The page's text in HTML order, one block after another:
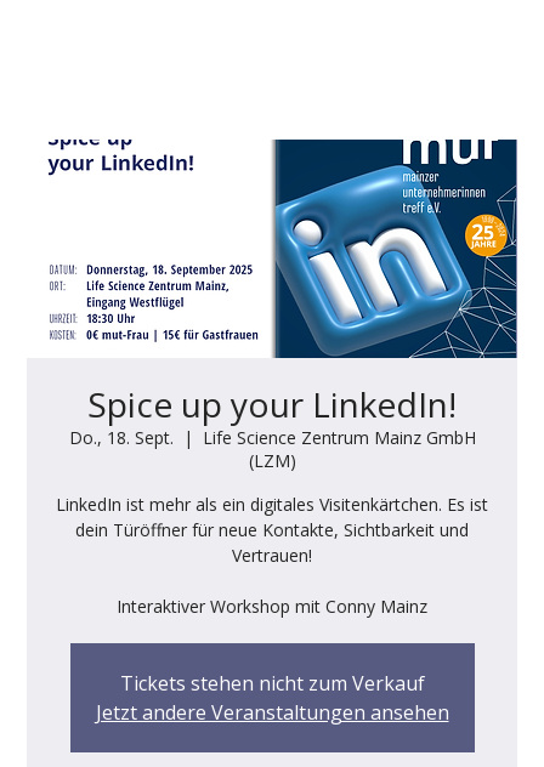
Spice up your LinkedIn!
Do., 18. Sept.
  |
Life Science Zentrum Mainz GmbH
(LZM)
LinkedIn ist mehr als ein digitales Visitenkärtchen. Es ist
dein Türöffner für neue Kontakte, Sichtbarkeit und
Vertrauen!
Interaktiver Workshop mit Conny Mainz
Tickets stehen nicht zum Verkauf
Jetzt andere Veranstaltungen ansehen